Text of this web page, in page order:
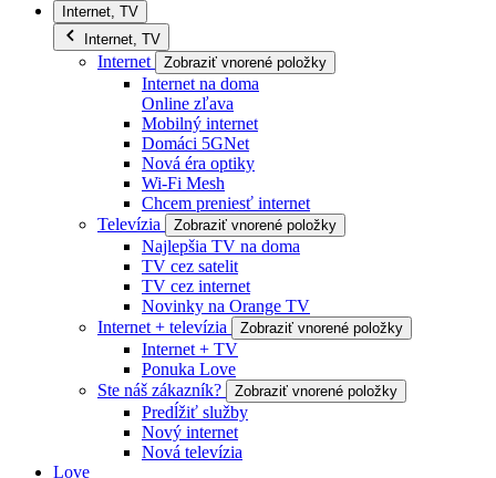
Internet, TV
Internet, TV
Internet Zobraziť vnorené položky
Internet na doma
Online zľava
Mobilný internet
Domáci 5GNet
Nová éra optiky
Wi-Fi Mesh
Chcem preniesť internet
Televízia
Zobraziť vnorené položky
Najlepšia TV na doma
TV cez satelit
TV cez internet
Novinky na Orange TV
Internet + televízia
Zobraziť vnorené položky
Internet + TV
Ponuka Love
Ste náš zákazník?
Zobraziť vnorené položky
Predĺžiť služby
Nový internet
Nová televízia
Love